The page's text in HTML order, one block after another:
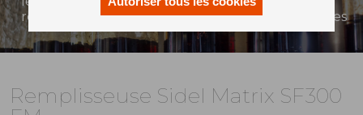
remplissage des boissons gazeuses non alcoolisées
Remplisseuse Sidel Matrix SF300